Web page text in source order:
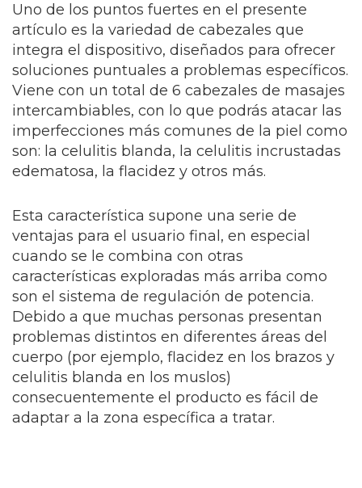
Uno de los puntos fuertes en el presente
artículo es la variedad de cabezales que
integra el dispositivo, diseñados para ofrecer
soluciones puntuales a problemas específicos.
Viene con un total de 6 cabezales de masajes
intercambiables, con lo que podrás atacar las
imperfecciones más comunes de la piel como
son: la celulitis blanda, la celulitis incrustadas
edematosa, la flacidez y otros más.
Esta característica supone una serie de
ventajas para el usuario final, en especial
cuando se le combina con otras
características exploradas más arriba como
son el sistema de regulación de potencia.
Debido a que muchas personas presentan
problemas distintos en diferentes áreas del
cuerpo (por ejemplo, flacidez en los brazos y
celulitis blanda en los muslos)
consecuentemente el producto es fácil de
adaptar a la zona específica a tratar.